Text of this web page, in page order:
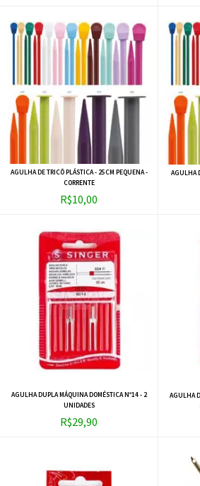
AGULHA DE TRICÔ PLÁSTICA - 25CM PEQUENA -
CORRENTE
R$10,00
AGULHA
AGULHA DUPLA MÁQUINA DOMÉSTICA Nº14 - 2
UNIDADES
R$29,90
AGULHA